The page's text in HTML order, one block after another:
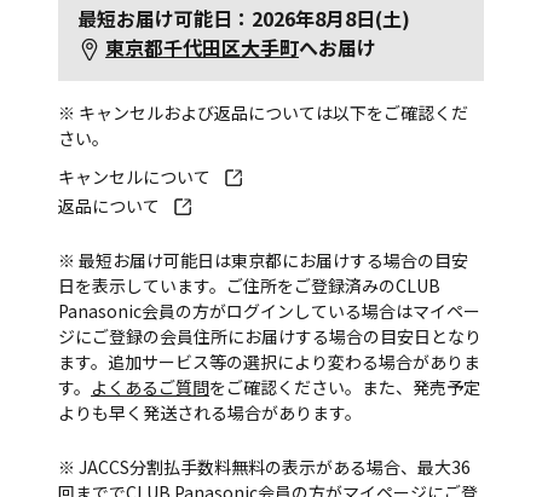
最短お届け可能日：2026年8月8日(土)
東京都千代田区大手町へお届け
※ キャンセルおよび返品については以下をご確認くだ
さい。
キャンセルについて
返品について
※ 最短お届け可能日は東京都にお届けする場合の目安
日を表示しています。ご住所をご登録済みのCLUB
Panasonic会員の方がログインしている場合はマイペー
ジにご登録の会員住所にお届けする場合の目安日となり
ます。追加サービス等の選択により変わる場合がありま
す。 よくあるご質問をご確認ください。また、発売予定
よりも早く発送される場合があります。
※ JACCS分割払手数料無料の表示がある場合、最大36
回まででCLUB Panasonic会員の方がマイページにご登